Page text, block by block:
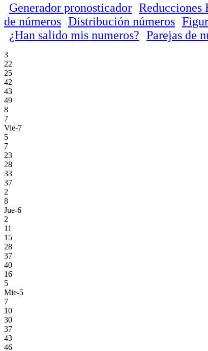
Generador pronosticador Reducciones
de números Distribución números
¿Han salido mis numeros? Parejas de
3
22
25
42
43
49
8
7
Vie-7
5
7
23
28
33
37
2
8
Jue-6
2
11
15
28
37
40
16
5
Mie-5
7
10
30
37
43
46